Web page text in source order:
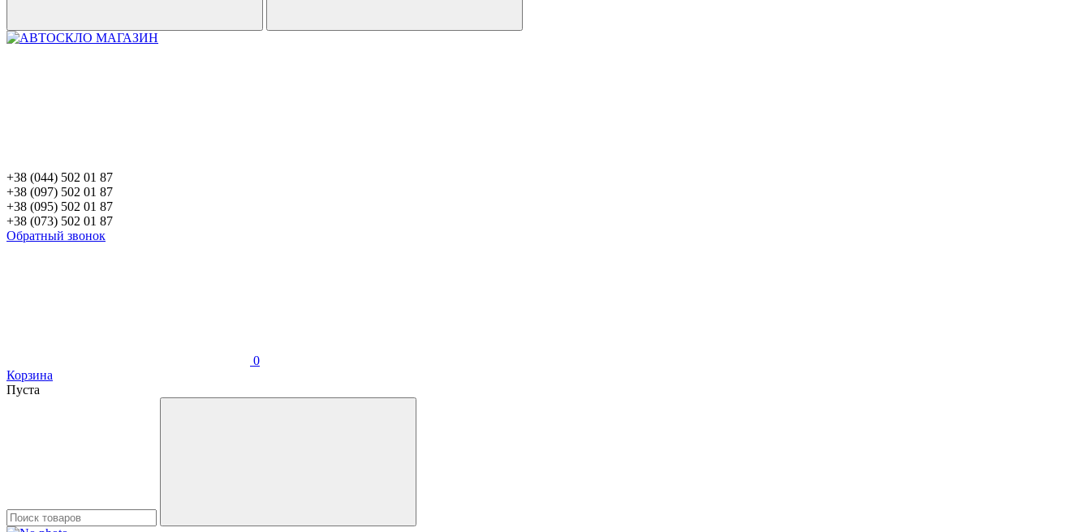
+38 (044) 502 01 87
+38 (097) 502 01 87
+38 (095) 502 01 87
+38 (073) 502 01 87
Обратный звонок
0
Корзина
Пуста